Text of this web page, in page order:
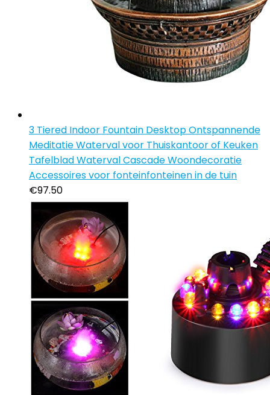
3 Tiered Indoor Fountain Desktop Ontspannende
Meditatie Waterval voor Thuiskantoor of Keuken
Tafelblad Waterval Cascade Woondecoratie
Accessoires voor fonteinfonteinen in de tuin
€97.50